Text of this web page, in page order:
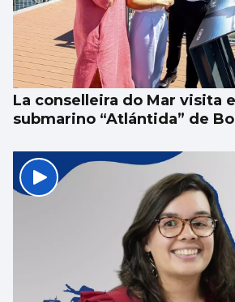
El Vaticano cerró el año
patrimonio neto de 2.686
La conselleira do Mar visita
submarino “Atlántida” de